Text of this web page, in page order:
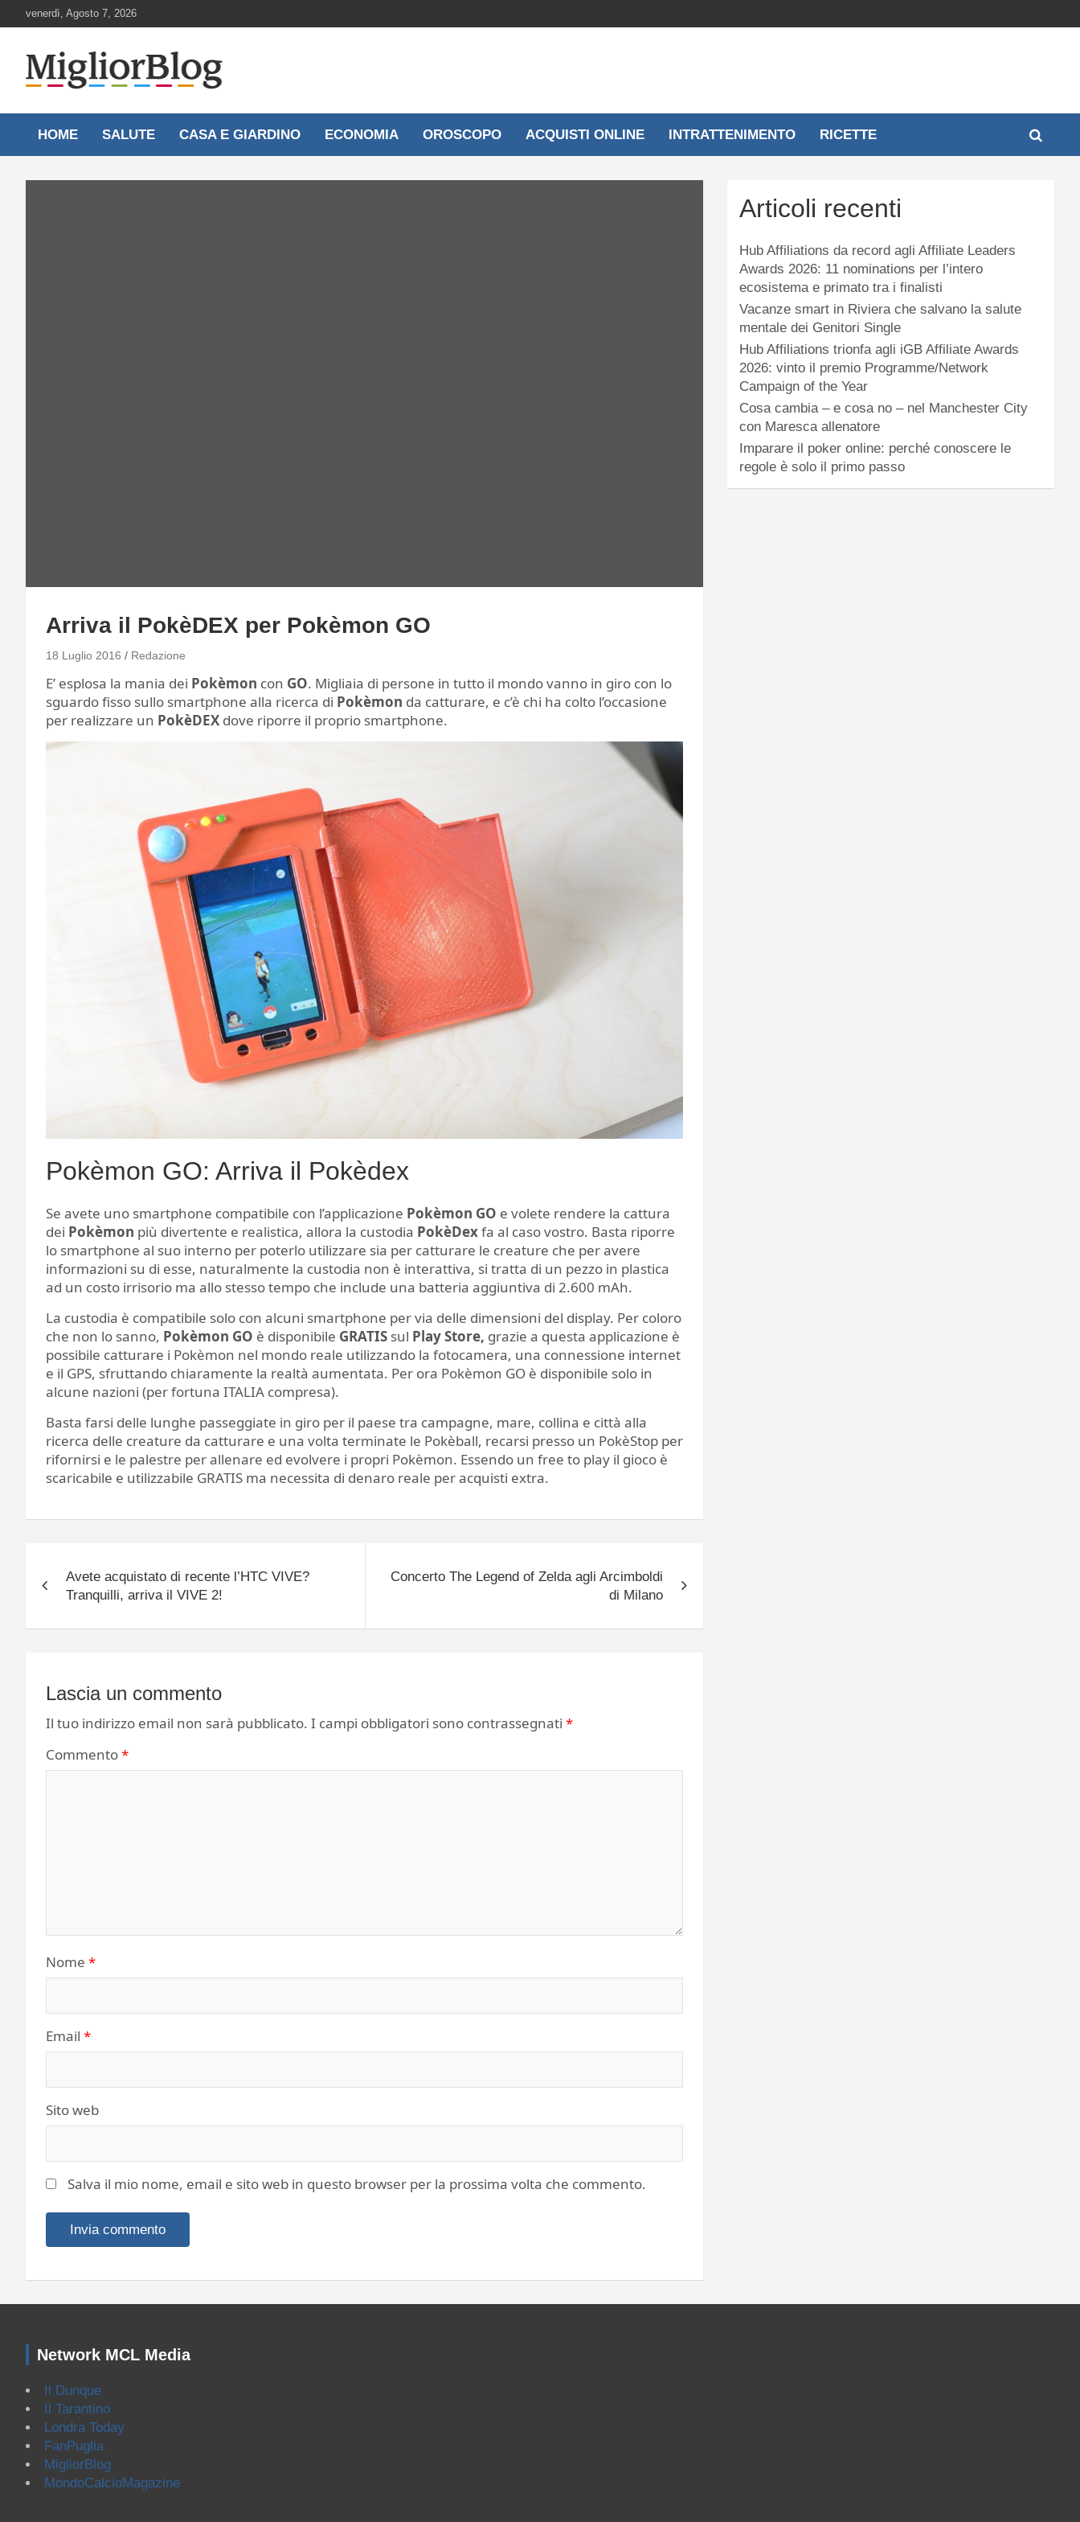
to
venerdì, Agosto 7, 2026
MigliorBlog.it
HOME SALUTE CASA E GIARDINO ECONOMIA OROSCOPO ACQUISTI ONLINE INTRATTENIMENTO RICETTE
Arriva il PokèDEX per Pokèmon GO
18 Luglio 2016 Redazione
E’ esplosa la mania dei Pokèmon con GO. Migliaia di persone in tutto il mondo vanno in giro con lo
sguardo fisso sullo smartphone alla ricerca di Pokèmon da catturare, e c’è chi ha colto l’occasione
per realizzare un PokèDEX dove riporre il proprio smartphone.
Pokèmon GO: Arriva il Pokèdex
Se avete uno smartphone compatibile con l’applicazione Pokèmon GO e volete rendere la cattura
dei Pokèmon più divertente e realistica, allora la custodia PokèDexfa al caso vostro. Basta riporre
lo smartphone al suo interno per poterlo utilizzare sia per catturare le creature che per avere
informazioni su di esse, naturalmente la custodia non è interattiva, si tratta di un pezzo in plastica
ad un costo irrisorio ma allo stesso tempo che include una batteria aggiuntiva di 2.600 mAh.
La custodia è compatibile solo con alcuni smartphone per via delle dimensioni del display. Per coloro
che non lo sanno, Pokèmon GO è disponibile GRATIS sul Play Store, grazie a questa applicazione è
possibile catturare i Pokèmon nel mondo reale utilizzando la fotocamera, una connessione internet
e il GPS, sfruttando chiaramente la realtà aumentata. Per ora Pokèmon GO è disponibile solo in
alcune nazioni (per fortuna ITALIA compresa).
Basta farsi delle lunghe passeggiate in giro per il paese tra campagne, mare, collina e città alla
ricerca delle creature da catturare e una volta terminate le Pokèball, recarsi presso un PokèStop per
rifornirsi e le palestre per allenare ed evolvere i propri Pokèmon. Essendo un free to play il gioco è
scaricabile e utilizzabile GRATIS ma necessita di denaro reale per acquisti extra.
articoli
Avete acquistato di recente l’HTC VIVE?
Tranquilli, arriva il VIVE 2!
Concerto The Legend of Zelda agli Arcimboldi
di Milano
Lascia un commento
Il tuo indirizzo email non sarà pubblicato. I campi obbligatori sono contrassegnati *
Commento*
Nome *
Email *
Sito web
Salva il mio nome, email e sito web in questo browser per la prossima volta che commento.
Articoli recenti
Hub Affiliations da record agli Affiliate Leaders
Awards 2026: 11 nominations per l’intero
ecosistema e primato tra i finalisti
Vacanze smart in Riviera che salvano la salute
mentale dei Genitori Single
Hub Affiliations trionfa agli iGB Affiliate Awards
2026: vinto il premio Programme/Network
Campaign of the Year
Cosa cambia – e cosa no – nel Manchester City
con Maresca allenatore
Imparare il poker online: perché conoscere le
regole è solo il primo passo
Network MCL Media
Il Dunque
Il Tarantino
Londra Today
FanPuglia
MigliorBlog
MondoCalcioMagazine